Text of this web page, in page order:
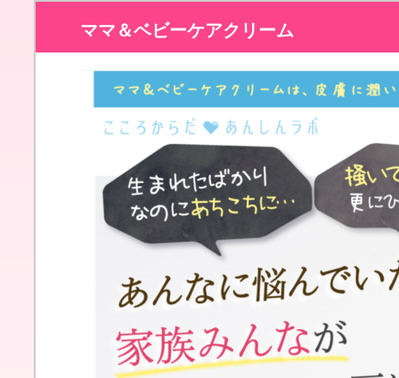
ママ＆ベビーケアクリーム